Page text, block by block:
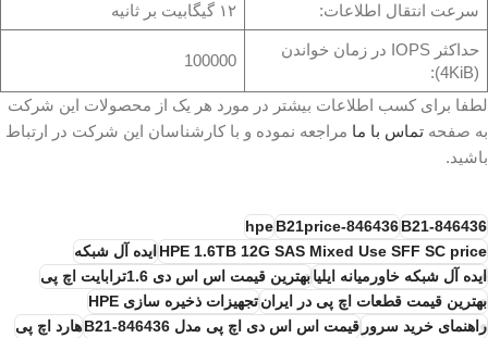
سرعت انتقال اطلاعات: ۱۲ گیگابیت بر ثانیه
حداکثر IOPS در زمان خواندن
(4KiB):
100000
لطفا برای کسب اطلاعات بیشتر در مورد هر یک از محصولات این شرکت
به صفحه تماس با ما مراجعه نموده و با کارشناسان این شرکت در ارتباط
باشید.
846436-B21
846436-B21price
hpe
HPE 1.6TB 12G SAS Mixed Use SFF SC price ایده آل شبکه
ایده آل شبکه خاورمیانه ایلیا بهترین قیمت اس اس دی 1.6ترابایت اچ پی
بهترین قیمت قطعات اچ پی در ایران تجهیزات ذخیره سازی HPE
راهنمای خرید سرور قیمت اس اس دی اچ پی مدل 846436-B21
هارد اچ پی